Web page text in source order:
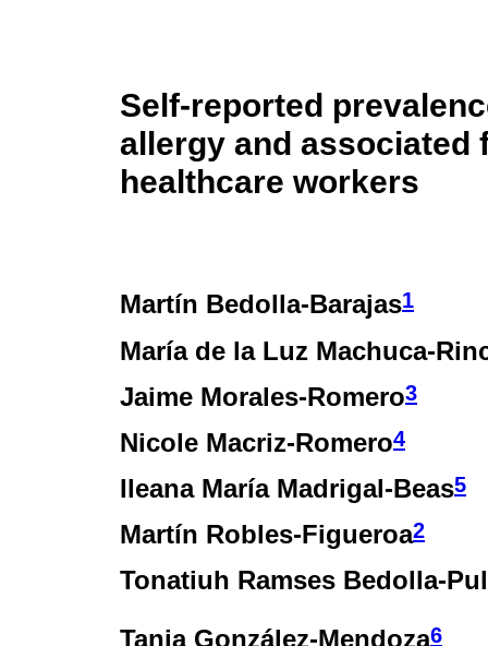
Self-reported
allergy and associated
healthcare workers
Martín Bedolla-Barajas1
María de la Luz Machuca-
Jaime Morales-Romero3
Nicole Macriz-Romero4
Ileana María Madrigal-Beas5
Martín Robles-Figueroa2
Tonatiuh Ramses Bedolla-
Tania González-Mendoza6